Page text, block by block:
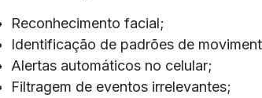
Reconhecimento facial;
Identificação de padrões de
Alertas automáticos no celular;
Filtragem de eventos irrelevantes;